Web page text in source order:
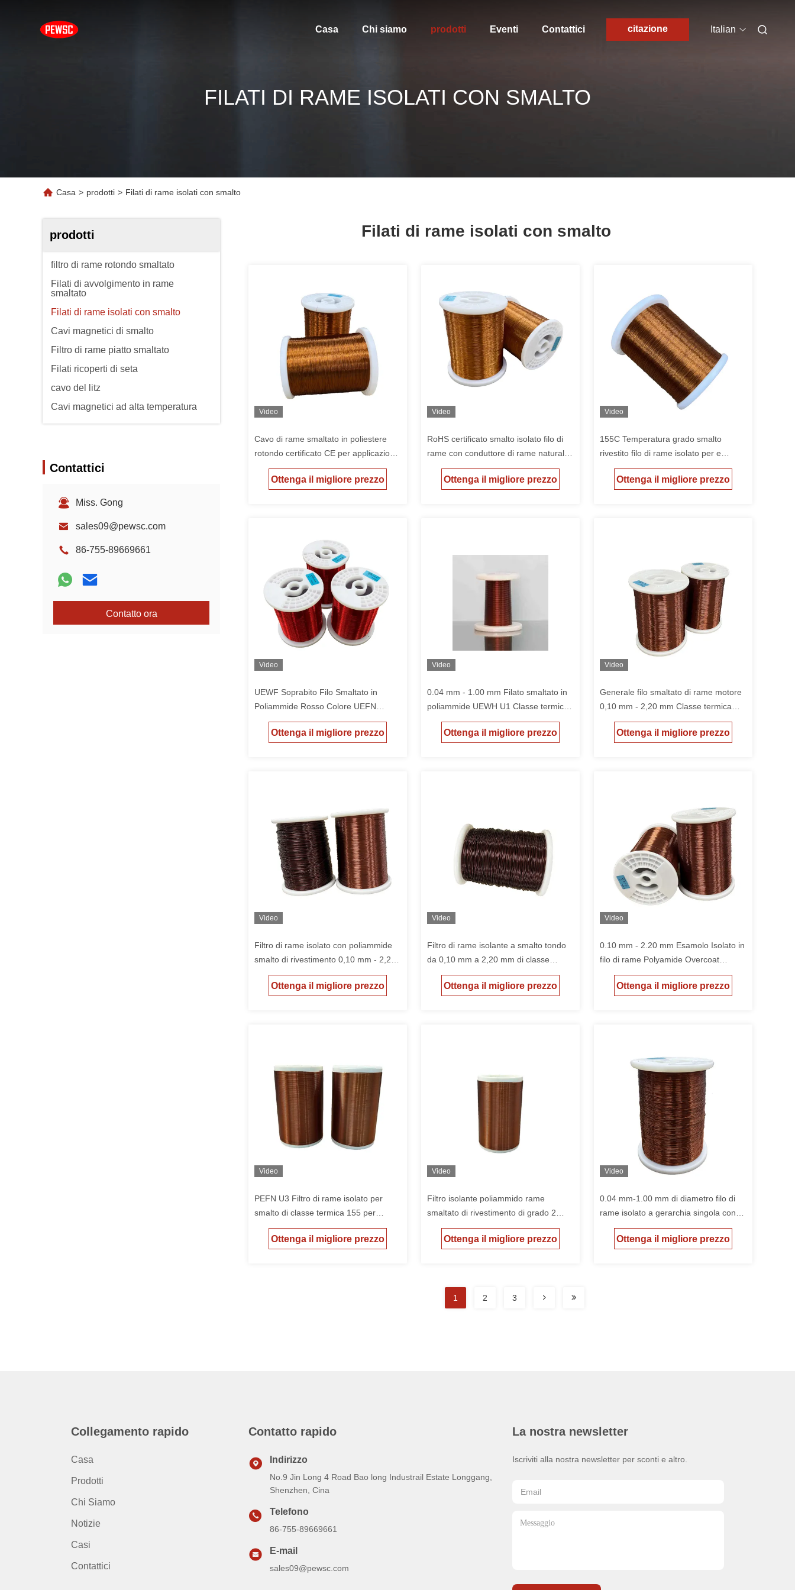
Casa Chi siamo prodotti Eventi Contattici citazione Italian
FILATI DI RAME ISOLATI CON SMALTO
Casa > prodotti > Filati di rame isolati con smalto
prodotti
filtro di rame rotondo smaltato
Filati di avvolgimento in rame
smaltato
Filati di rame isolati con smalto
Cavi magnetici di smalto
Filtro di rame piatto smaltato
Filati ricoperti di seta
cavo del litz
Cavi magnetici ad alta temperatura
Contattici
Miss. Gong
sales09@pewsc.com
86-755-89669661
Contatto ora
Filati di rame isolati con smalto
Video
Cavo di rame smaltato in poliestere
rotondo certificato CE per applicazioni
elettriche
Ottenga il migliore prezzo
Video
RoHS certificato smalto isolato filo di
rame con conduttore di rame naturale
rosso verde variazioni di colore
Ottenga il migliore prezzo
Video
155C Temperatura grado smalto
rivestito filo di rame isolato per e
prestazioni in rosso naturale o verde
Ottenga il migliore prezzo
Video
UEWF Soprabito Filo Smaltato in
Poliammide Rosso Colore UEFN
Classe Due con Materiale in Rame
Ottenga il migliore prezzo
Video
0.04 mm - 1.00 mm Filato smaltato in
poliammide UEWH U1 Classe termica
Ottenga il migliore prezzo
Video
Generale filo smaltato di rame motore
0,10 mm - 2,20 mm Classe termica
155 personalizzato
Ottenga il migliore prezzo
Video
Filtro di rame isolato con poliammide
smalto di rivestimento 0,10 mm - 2,20
mm per motore generale
Ottenga il migliore prezzo
Video
Filtro di rame isolante a smalto tondo
da 0,10 mm a 2,20 mm di classe
termica 155 PEFN singolo
Ottenga il migliore prezzo
Video
0.10 mm - 2.20 mm Esamolo Isolato in
filo di rame Polyamide Overcoat
Classe termica 155
Ottenga il migliore prezzo
Video
PEFN U3 Filtro di rame isolato per
smalto di classe termica 155 per
compressore di refrigerazione sigillato
Ottenga il migliore prezzo
Video
Filtro isolante poliammido rame
smaltato di rivestimento di grado 2
Classe termica 155
Ottenga il migliore prezzo
Video
0.04 mm-1.00 mm di diametro filo di
rame isolato a gerarchia singola con
CE/RoHS/UL
Ottenga il migliore prezzo
1 2 3
Collegamento rapido
Casa
Prodotti
Chi Siamo
Notizie
Casi
Contattici
Contatto rapido
Indirizzo
No.9 Jin Long 4 Road Bao long Industrail Estate Longgang,
Shenzhen, Cina
Telefono
86-755-89669661
E-mail
sales09@pewsc.com
La nostra newsletter
Iscriviti alla nostra newsletter per sconti e altro.